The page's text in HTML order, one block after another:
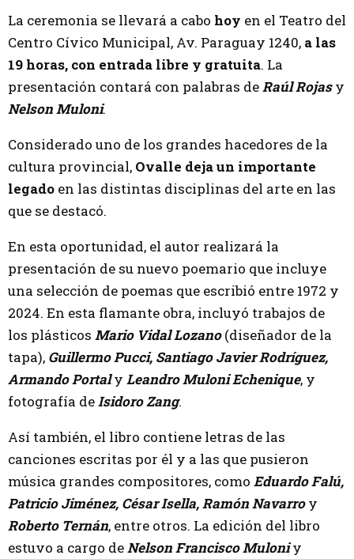
La ceremonia se llevará a cabo hoy en el Teatro del
Centro Cívico Municipal, Av. Paraguay 1240, a las
19 horas, con entrada libre y gratuita. La
presentación contará con palabras deRaúl Rojasy
Nelson Muloni.
Considerado uno de los grandes hacedores de la
cultura provincial, Ovalle deja un importante
legado en las distintas disciplinas del arte en las
que se destacó.
En esta oportunidad, el autor realizará la
presentación de su nuevo poemario que incluye
una selección de poemas que escribió entre 1972 y
2024. En esta flamante obra, incluyó trabajos de
los plásticos Mario Vidal Lozano(diseñador de la
tapa), Guillermo Pucci, Santiago Javier Rodríguez,
Armando Portaly Leandro Muloni Echenique, y
fotografía deIsidoro Zang.
Así también, el libro contiene letras de las
canciones escritas por él y a las que pusieron
música grandes compositores, como Eduardo Falú,
Patricio Jiménez, César Isella, Ramón Navarroy
Roberto Ternán, entre otros. La edición del libro
estuvo a cargo deNelson Francisco Muloniy